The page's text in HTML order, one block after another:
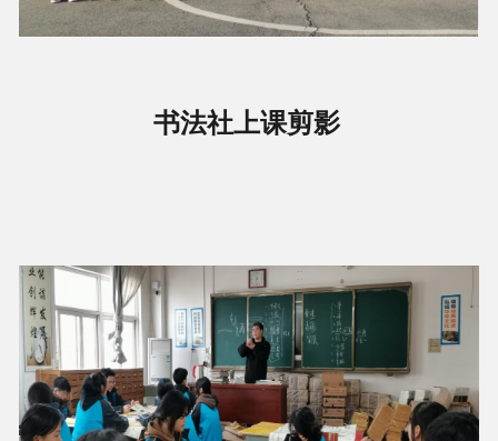
书法社上课剪影